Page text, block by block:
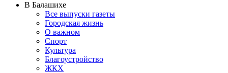
В Балашихе
Все выпуски газеты
Городская жизнь
О важном
Спорт
Культура
Благоустройство
ЖКХ